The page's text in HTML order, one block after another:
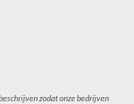
zodat onze bedrijven